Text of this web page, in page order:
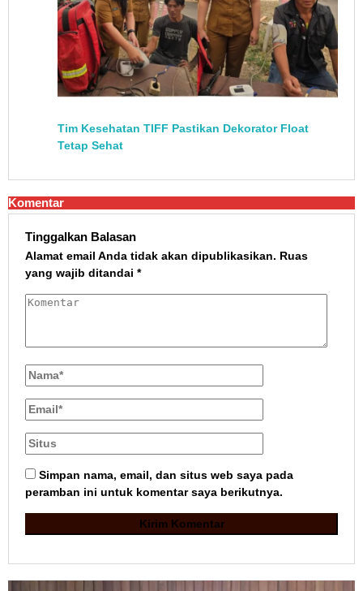
Tim Kesehatan TIFF Pastikan Dekorator Float
Tetap Sehat
Komentar
Tinggalkan Balasan
Alamat email Anda tidak akan dipublikasikan. Ruas
yang wajib ditandai *
Simpan nama, email, dan situs web saya pada
peramban ini untuk komentar saya berikutnya.